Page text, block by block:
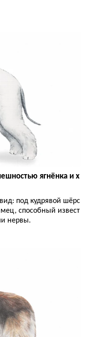
ягнёнка и х
под кудрявой шёрс
способный извест
нервы.